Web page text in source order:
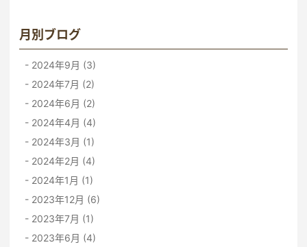
月別ブログ
2024年9月 (3)
2024年7月 (2)
2024年6月 (2)
2024年4月 (4)
2024年3月 (1)
2024年2月 (4)
2024年1月 (1)
2023年12月 (6)
2023年7月 (1)
2023年6月 (4)